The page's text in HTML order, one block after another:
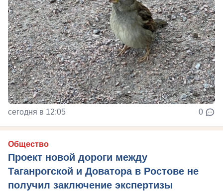
сегодня в 12:05 0
Общество
Проект новой дороги между
Таганрогской и Доватора в Ростове не
получил заключение экспертизы